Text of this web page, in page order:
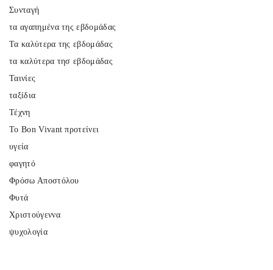
Συνταγή
τα αγαπημένα της εβδομάδας
Τα καλύτερα της εβδομάδας
τα καλύτερα τησ εβδομάδας
Ταινίες
ταξίδια
Τέχνη
Το Bon Vivant προτείνει
υγεία
φαγητό
Φρόσω Αποστόλου
Φυτά
Χριστούγεννα
ψυχολογία